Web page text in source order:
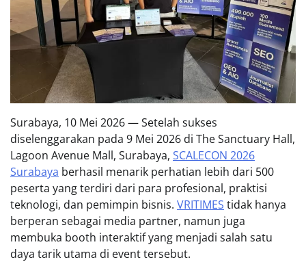
Surabaya, 10 Mei 2026 — Setelah sukses
diselenggarakan pada 9 Mei 2026 di The Sanctuary Hall,
Lagoon Avenue Mall, Surabaya, SCALECON 2026
Surabaya berhasil menarik perhatian lebih dari 500
peserta yang terdiri dari para profesional, praktisi
teknologi, dan pemimpin bisnis. VRITIMES tidak hanya
berperan sebagai media partner, namun juga
membuka booth interaktif yang menjadi salah satu
daya tarik utama di event tersebut.